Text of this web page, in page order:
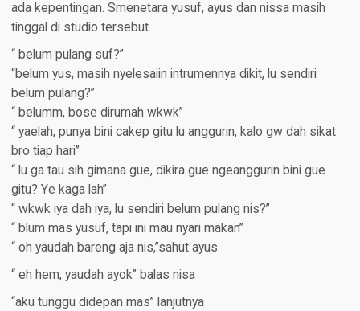
ada kepentingan. Smenetara yusuf, ayus dan nissa masih
tinggal di studio tersebut.
“ belum pulang suf?”
“belum yus, masih nyelesaiin intrumennya dikit, lu sendiri
belum pulang?”
“ belumm, bose dirumah wkwk”
“ yaelah, punya bini cakep gitu lu anggurin, kalo gw dah sikat
bro tiap hari”
“ lu ga tau sih gimana gue, dikira gue ngeanggurin bini gue
gitu? Ye kaga lah”
“ wkwk iya dah iya, lu sendiri belum pulang nis?”
“ blum mas yusuf, tapi ini mau nyari makan”
“ oh yaudah bareng aja nis,”sahut ayus
“ eh hem, yaudah ayok” balas nisa
“aku tunggu didepan mas” lanjutnya